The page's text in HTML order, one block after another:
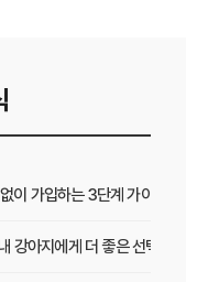
이 가입하는 3단계 가이드
강아지에게 더 좋은 선택은?